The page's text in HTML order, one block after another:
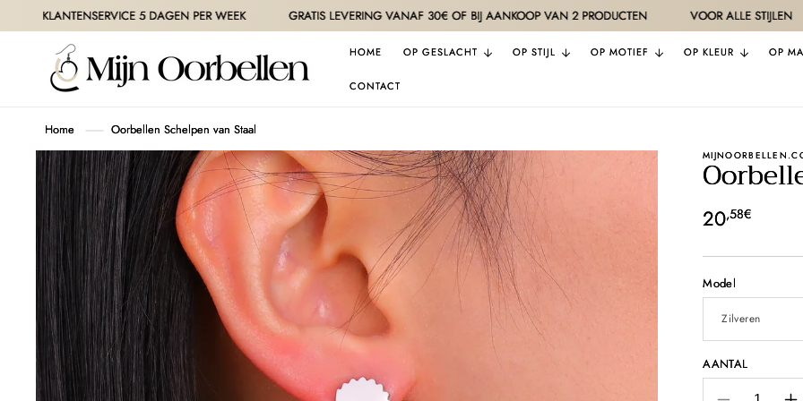
METEEN
NAAR DE
CONTENT
5 DAGEN PER WEEK GRATIS LEVERING VANAF 30€ OF BIJ AANKOOP VAN 2 PRODUCTEN VOOR ALLE STIJLEN
HOME OP GESLACHT OP STIJL OP MOTIEF OP KLEUR OP
CONTACT
Home Oorbellen Schelpen van Staal
GA DIRECT NAAR
PRODUCTINFORMATIE
Normale
20,58€
Model
AANTAL